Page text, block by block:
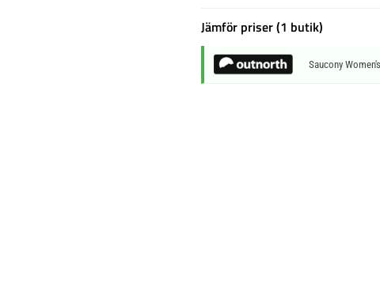
Jämför priser (1 butik)
Saucony